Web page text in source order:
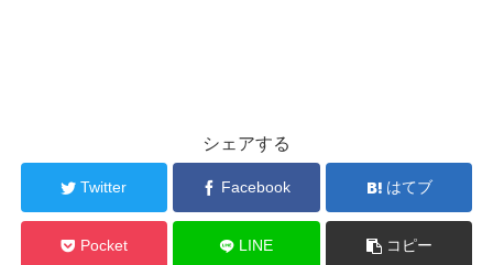
シェアする
Twitter Facebook はてブ
Pocket LINE コピー